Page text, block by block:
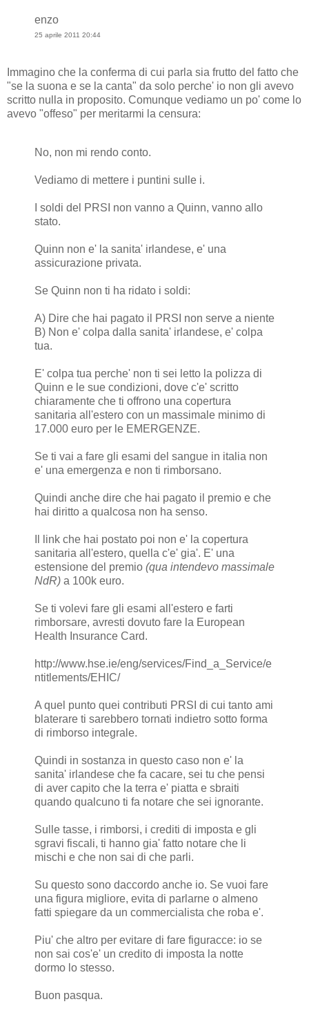
enzo
25 aprile 2011 20:44
Immagino che la conferma di cui parla sia frutto del fatto che
"se la suona e se la canta" da solo perche' io non gli avevo
scritto nulla in proposito. Comunque vediamo un po' come lo
avevo "offeso" per meritarmi la censura:
No, non mi rendo conto.
Vediamo di mettere i puntini sulle i.
I soldi del PRSI non vanno a Quinn, vanno allo
stato.
Quinn non e' la sanita' irlandese, e' una
assicurazione privata.
Se Quinn non ti ha ridato i soldi:
A) Dire che hai pagato il PRSI non serve a niente
B) Non e' colpa dalla sanita' irlandese, e' colpa
tua.
E' colpa tua perche' non ti sei letto la polizza di
Quinn e le sue condizioni, dove c'e' scritto
chiaramente che ti offrono una copertura
sanitaria all'estero con un massimale minimo di
17.000 euro per le EMERGENZE.
Se ti vai a fare gli esami del sangue in italia non
e' una emergenza e non ti rimborsano.
Quindi anche dire che hai pagato il premio e che
hai diritto a qualcosa non ha senso.
Il link che hai postato poi non e' la copertura
sanitaria all'estero, quella c'e' gia'. E' una
estensione del premio (qua intendevo massimale
NdR) a 100k euro.
Se ti volevi fare gli esami all'estero e farti
rimborsare, avresti dovuto fare la European
Health Insurance Card.
http://www.hse.ie/eng/services/Find_a_Service/e
ntitlements/EHIC/
A quel punto quei contributi PRSI di cui tanto ami
blaterare ti sarebbero tornati indietro sotto forma
di rimborso integrale.
Quindi in sostanza in questo caso non e' la
sanita' irlandese che fa cacare, sei tu che pensi
di aver capito che la terra e' piatta e sbraiti
quando qualcuno ti fa notare che sei ignorante.
Sulle tasse, i rimborsi, i crediti di imposta e gli
sgravi fiscali, ti hanno gia' fatto notare che li
mischi e che non sai di che parli.
Su questo sono daccordo anche io. Se vuoi fare
una figura migliore, evita di parlarne o almeno
fatti spiegare da un commercialista che roba e'.
Piu' che altro per evitare di fare figuracce: io se
non sai cos'e' un credito di imposta la notte
dormo lo stesso.
Buon pasqua.